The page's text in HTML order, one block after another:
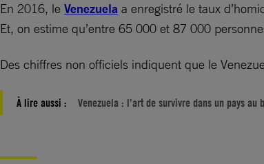
En 2016, le Venezuela a enregistré le taux
Et, on estime qu’entre 65 000 et 87 000
Des chiffres non officiels indiquent que le
À lire aussi : Venezuela : l’art de survivre dans un pays au